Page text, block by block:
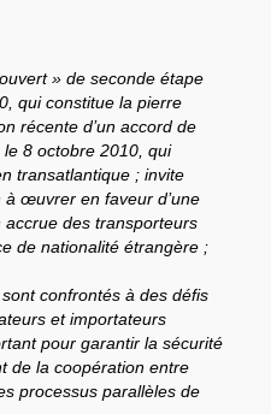
» de seconde étape
qui constitue la pierre
récente d’un accord de
le 8 octobre 2010, qui
transatlantique ; invite
à œuvrer en faveur d’une
accrue des transporteurs
de nationalité étrangère ;
confrontés à des défis
et importateurs
pour garantir la sécurité
de la coopération entre
processus parallèles de